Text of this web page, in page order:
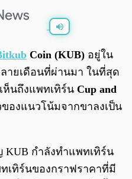
0:00
Coin (KUB) อยู่ใน
ายเดือนที่ผ่านมา ในที่สุด
ห็นถึงแพทเทิร์น Cup and
องแนวโน้มจากขาลงเป็น
KUB กำลังทำแพทเทิร์น
ทเทิร์นของกราฟราคาที่มี